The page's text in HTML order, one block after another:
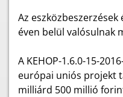
Az eszközbeszerzések
éven belül valósulnak
A KEHOP-1.6.0-15-
európai uniós projekt
milliárd 500 millió